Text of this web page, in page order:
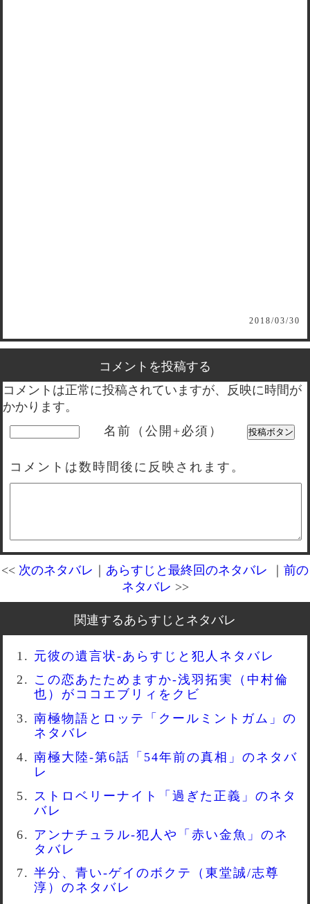
2018/03/30
コメントを投稿する
コメントは正常に投稿されていますが、反映に時間が
かかります。
名前（公開+必須）
コメントは数時間後に反映されます。
<< 次のネタバレ ｜ あらすじと最終回のネタバレ ｜ 前の
ネタバレ >>
関連するあらすじとネタバレ
元彼の遺言状-あらすじと犯人ネタバレ
この恋あたためますか-浅羽拓実（中村倫
也）がココエブリィをクビ
南極物語とロッテ「クールミントガム」の
ネタバレ
南極大陸-第6話「54年前の真相」のネタバ
レ
ストロベリーナイト「過ぎた正義」のネタ
バレ
アンナチュラル-犯人や「赤い金魚」のネ
タバレ
半分、青い-ゲイのボクテ（東堂誠/志尊
淳）のネタバレ